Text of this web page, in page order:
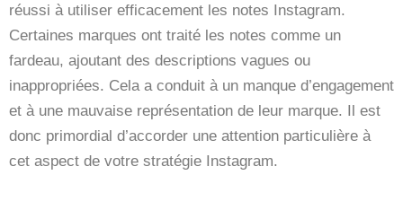
réussi à utiliser efficacement les notes Instagram.
Certaines marques ont traité les notes comme un
fardeau, ajoutant des descriptions vagues ou
inappropriées. Cela a conduit à un manque d’engagement
et à une mauvaise représentation de leur marque. Il est
donc primordial d’accorder une attention particulière à
cet aspect de votre stratégie Instagram.